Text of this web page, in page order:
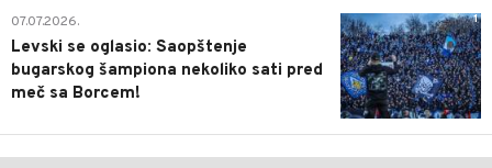
1
07.07.2026.
Levski se oglasio: Saopštenje
bugarskog šampiona nekoliko sati pred
meč sa Borcem!